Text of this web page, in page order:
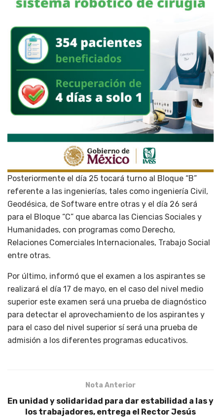
Posteriormente el día 25 tocará turno al Bloque “B”
referente a las ingenierías, tales como ingeniería Civil,
Geodésica, de Software entre otras y el día 26 será
para el Bloque “C” que abarca las Ciencias Sociales y
Humanidades, con programas como Derecho,
Relaciones Comerciales Internacionales, Trabajo Social
entre otras.
Por último, informó que el examen a los aspirantes se
realizará el día 17 de mayo, en el caso del nivel medio
superior este examen será una prueba de diagnóstico
para detectar el aprovechamiento de los aspirantes y
para el caso del nivel superior sí será una prueba de
admisión a los diferentes programas educativos.
Nota Anterior
En unidad y solidaridad para dar estabilidad a las y
los trabajadores, entrega el Rector Jesús